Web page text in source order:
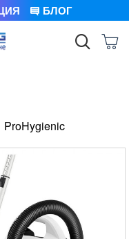
БЛОГ
ProHygienic